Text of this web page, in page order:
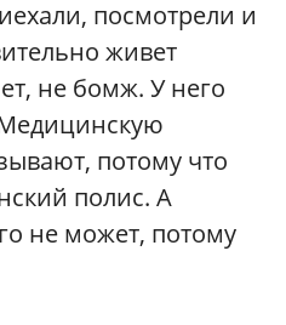
посмотрели и
живет
не бомж. У него
потому что
полис. А
не может, потому